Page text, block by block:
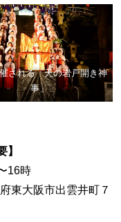
される「天の岩戸開き神
事」
】
16時
東大阪市出雲井町７